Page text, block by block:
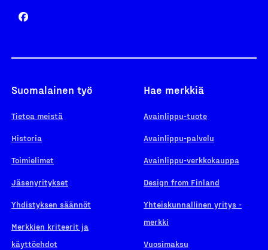
Suomalainen työ
Tietoa meistä
Historia
Toimielimet
Jäsenyritykset
Yhdistyksen säännöt
Merkkien kriteerit ja
käyttöehdot
Hae merkkiä
Avainlippu-tuote
Avainlippu-palvelu
Avainlippu-verkkokauppa
Design from Finland
Yhteiskunnallinen yritys -
merkki
Vuosimaksu